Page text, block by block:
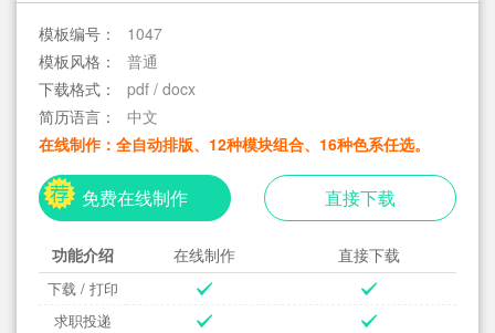
模板编号：
1047
模板风格：
普通
下载格式：
pdf / docx
简历语言：
中文
在线制作：全自动排版、12种模块组合、16种色系任选。
免费在线制作 直接下载
功能介绍 在线制作 直接下载
下载 / 打印
求职投递